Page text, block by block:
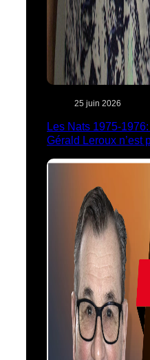
25 juin 2026
Les Nats 1975-
Gérald Leroux n’est